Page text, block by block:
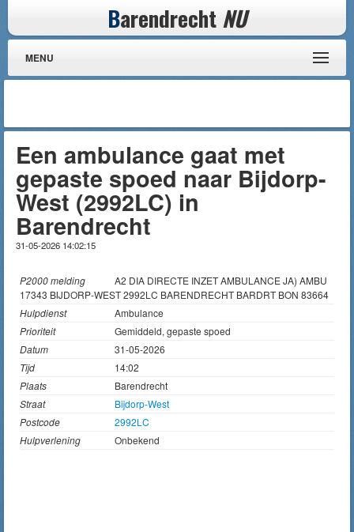
Barendrecht NU
MENU
Een ambulance gaat met
gepaste spoed naar Bijdorp-
West (2992LC) in
Barendrecht
31-05-2026 14:02:15
P2000 melding
A2 DIA DIRECTE INZET AMBULANCE JA) AMBU
17343 BIJDORP-WEST 2992LC BARENDRECHT BARDRT BON 83664
Hulpdienst
Ambulance
Prioriteit
Gemiddeld, gepaste spoed
Datum
31-05-2026
Tijd
14:02
Plaats
Barendrecht
Straat
Bijdorp-West
Postcode
2992LC
Hulpverlening
Onbekend